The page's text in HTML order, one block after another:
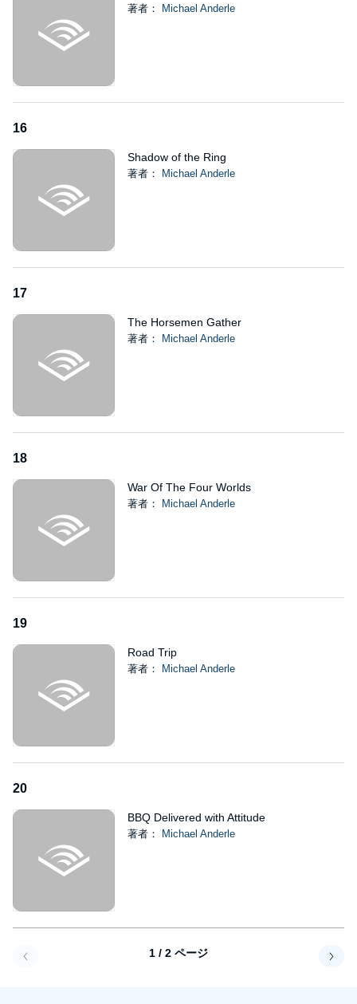
著者： Michael Anderle
16
Shadow of the Ring
著者： Michael Anderle
17
The Horsemen Gather
著者： Michael Anderle
18
War Of The Four Worlds
著者： Michael Anderle
19
Road Trip
著者： Michael Anderle
20
BBQ Delivered with Attitude
著者： Michael Anderle
1 / 2 ページ